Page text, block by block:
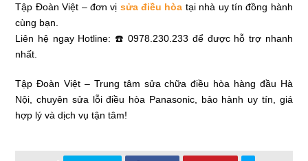
Tập Đoàn Việt – đơn vị sửa điều hòa tại nhà uy tín đồng hành
cùng bạn.
Liên hệ ngay Hotline: ☎️ 0978.230.233 để được hỗ trợ nhanh
nhất.
Tập Đoàn Việt – Trung tâm sửa chữa điều hòa hàng đầu Hà
Nội, chuyên sửa lỗi điều hòa Panasonic, bảo hành uy tín, giá
hợp lý và dịch vụ tận tâm!